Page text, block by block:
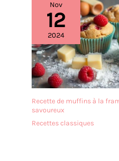
Nov
12
2024
Recette de muffins à la
savoureux
Recettes classiques